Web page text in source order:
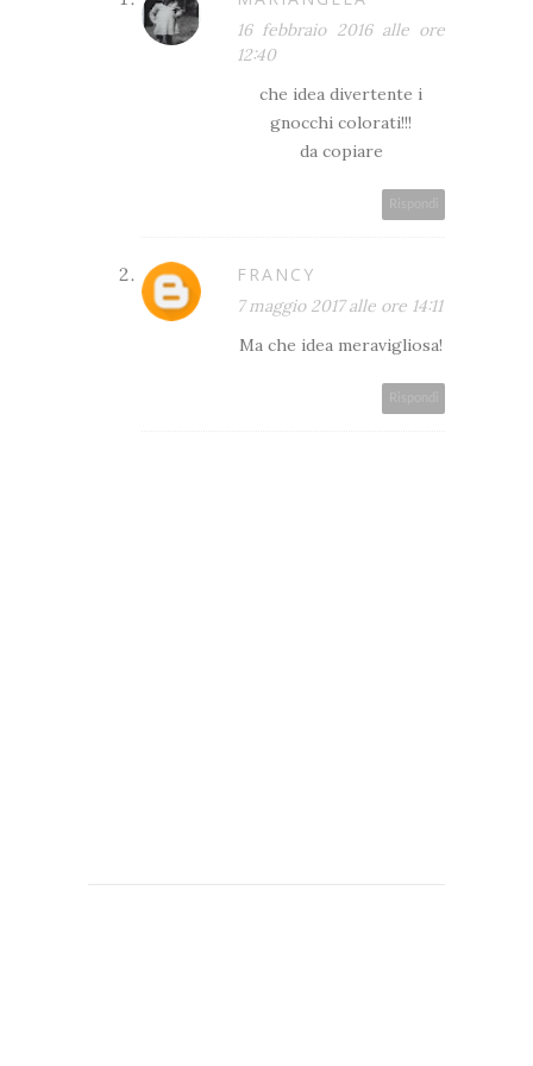
16 febbraio 2016 alle ore
12:40
che idea divertente i
gnocchi colorati!!!
da copiare
FRANCY
7 maggio 2017 alle ore 14:11
Ma che idea meravigliosa!